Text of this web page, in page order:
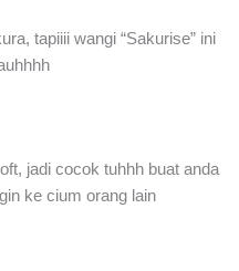
tapiiii wangi “Sakurise” ini
jadi cocok tuhhh buat anda
ke cium orang lain